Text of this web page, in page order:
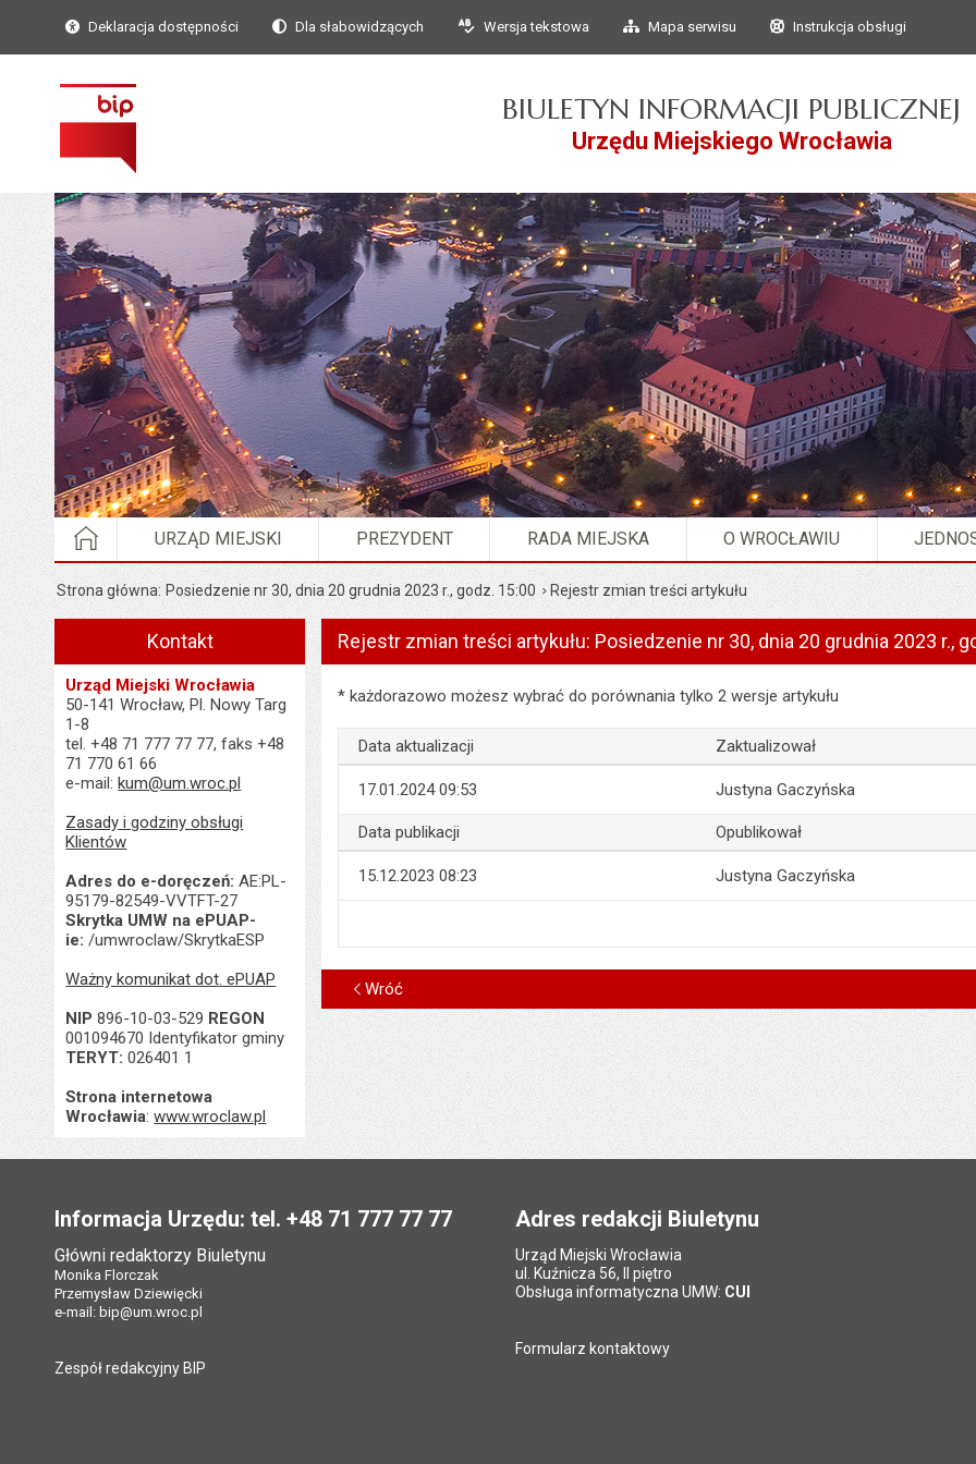
Przejdź do głównego
Przejdź do treści
Deklaracja dostępności Dla słabowidzących Wersja tekstowa Mapa serwisu Instrukcja obsługi
BIULETYN INFORMACJI PUBLICZNEJ
Urzędu Miejskiego Wrocławia
STRONA GŁÓWNA
URZĄD MIEJSKI PREZYDENT RADA MIEJSKA O WROCŁAWIU
Strona główna Posiedzenie nr 30, dnia 20 grudnia 2023 r., godz. 15:00 Rejestr zmian treści artykułu
Kontakt
Urząd Miejski Wrocławia
50-141 Wrocław, Pl. Nowy Targ
1-8
tel. +48 71 777 77 77, faks +48
71 770 61 66
e-mail:kum@um.wroc.pl
Zasady i godziny obsługi
Klientów
Adres do e-doręczeń: AE:PL-
95179-82549-VVTFT-27
Skrytka UMW na ePUAP-
ie: /umwroclaw/SkrytkaESP
Ważny komunikat dot. ePUAP
NIP 896-10-03-529 REGON
001094670 Identyfikator gminy
TERYT: 026401 1
Strona internetowa
Wrocławia:www.wroclaw.pl
Rejestr zmian treści artykułu: Posiedzenie nr 30, dnia 20 grudnia 2023 r.,
Rejestr zmian treści artykułu: Posiedzenie nr 30, dnia 20 grudnia 2023 r., godz. 15:00
* każdorazowo możesz wybrać do porównania tylko 2 wersje artykułu
Data aktualizacji Zaktualizował
17.01.2024 09:53 Justyna Gaczyńska
Data publikacji Opublikował
15.12.2023 08:23
Justyna Gaczyńska
Wróć
Informacja Urzędu: tel. +48 71 777 77 77
Główni redaktorzy Biuletynu
Monika Florczak
Przemysław Dziewięcki
e-mail: bip@um.wroc.pl
Zespół redakcyjny BIP
Adres redakcji Biuletynu
Urząd Miejski Wrocławia
ul. Kuźnicza 56, II piętro
Obsługa informatyczna UMW: CUI
Formularz kontaktowy